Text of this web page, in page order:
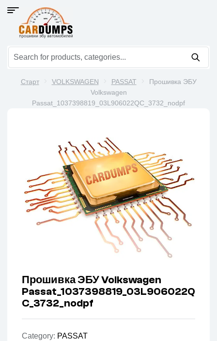
Старт VOLKSWAGEN PASSAT
Прошивка ЭБУ
Volkswagen
Passat_1037398819_03L906022QC_3732_nodpf
Прошивка ЭБУ Volkswagen
Passat_1037398819_03L906022Q
C_3732_nodpf
Category: PASSAT